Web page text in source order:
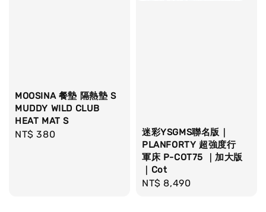
MOOSINA 餐墊 隔熱墊 S
MUDDY WILD CLUB
HEAT MAT S
Regular
NT$ 380
迷彩YSGMS聯名版｜
PLANFORTY 超強度行
軍床 P-COT75 ｜加大版
｜Cot
Regular
NT$ 8,490